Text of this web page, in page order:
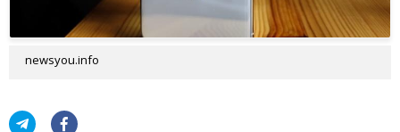
newsyou.info